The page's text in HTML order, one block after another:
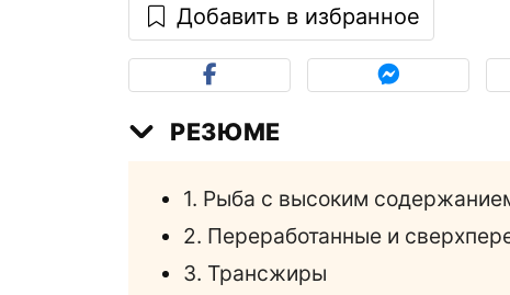
Добавить в избранное
РЕЗЮМЕ
1. Рыба с высоким
2. Переработанные и
3. Трансжиры